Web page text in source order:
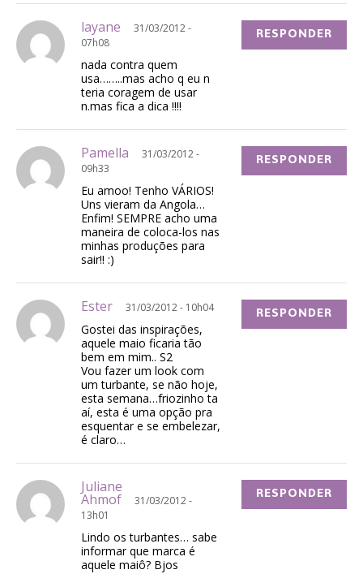
layane
31/03/2012 -
07h08
nada contra quem
usa……..mas acho q eu n
teria coragem de usar
n.mas fica a dica !!!!
RESPONDER
Pamella
31/03/2012 -
09h33
Eu amoo! Tenho VÁRIOS!
Uns vieram da Angola…
Enfim! SEMPRE acho uma
maneira de coloca-los nas
minhas produções para
sair!! :)
RESPONDER
Ester 31/03/2012 - 10h04
Gostei das inspirações,
aquele maio ficaria tão
bem em mim.. S2
Vou fazer um look com
um turbante, se não hoje,
esta semana…friozinho ta
aí, esta é uma opção pra
esquentar e se embelezar,
é claro…
RESPONDER
Juliane
Ahmof
31/03/2012 -
13h01
Lindo os turbantes… sabe
informar que marca é
aquele maiô? Bjos
RESPONDER